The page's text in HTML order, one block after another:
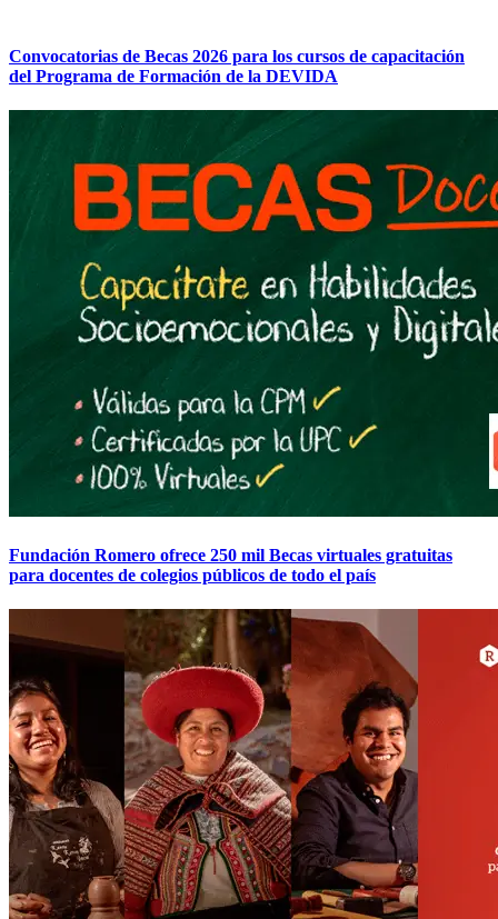
Convocatorias de Becas 2026 para los cursos de capacitación
del Programa de Formación de la DEVIDA
Fundación Romero ofrece 250 mil Becas virtuales gratuitas
para docentes de colegios públicos de todo el país